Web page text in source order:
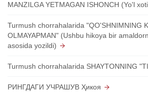
MANZILGA YETMAGAN ISHONCH (Yo'l
Turmush chorrahalarida "QO'SHNIMNING
OLMAYAPMAN" (Ushbu hikoya bir
asosida yozildi)
Turmush chorrahalarida SHAYTONNING
РИНГДАГИ УЧРАШУВ Ҳикоя